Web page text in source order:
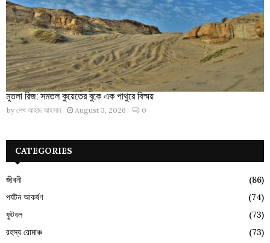
মুতলা রিজ: সমতল কুয়েতের বুকে এক পাথুরে বিস্ময়
by শেখ আহাদ আহসান August 3, 2026 0
CATEGORIES
জীবনী
(86)
পর্যটন আকর্ষণ
(74)
ফুটবল
(73)
রহস্য রোমাঞ্চ
(73)